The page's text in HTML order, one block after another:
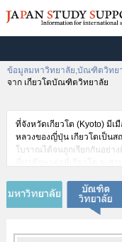
ข้อมูลมหาวิทยาลัย,บัณฑิตวิทย
จาก เกียวโตบัณฑิตวิทยาลัย
ที่จังหวัดเกียวโต (Kyoto) มีเ
หลวงของญี่ปุ่น เกียวโตเป็น
โบราณได้จนถูกเรียกกันอย่า
ที่มาศึกษาต่อที่เกียวโต จะส
ฤดูใบไม้ผลิ ใบไม้แดงในฤดู
ซังที่เดินในตัวเมือง หรือขน
มหาวิทยาลัยก็สามารถเรีย